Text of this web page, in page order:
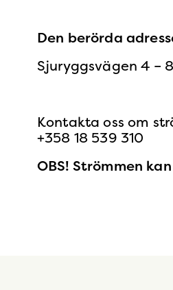
Den berörda
Sjuryggsvägen 4 – 8
Kontakta oss om
+358 18 539 310
OBS! Strömmen